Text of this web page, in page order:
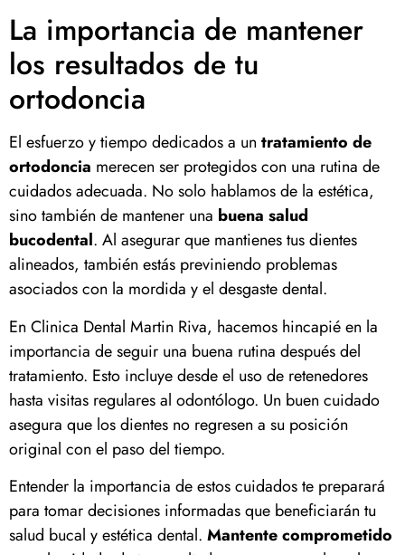
La importancia de mantener
los resultados de tu
ortodoncia
El esfuerzo y tiempo dedicados a un tratamiento de
ortodoncia merecen ser protegidos con una rutina de
cuidados adecuada. No solo hablamos de la estética,
sino también de mantener una buena salud
bucodental. Al asegurar que mantienes tus dientes
alineados, también estás previniendo problemas
asociados con la mordida y el desgaste dental.
En Clinica Dental Martin Riva, hacemos hincapié en la
importancia de seguir una buena rutina después del
tratamiento. Esto incluye desde el uso de retenedores
hasta visitas regulares al odontólogo. Un buen cuidado
asegura que los dientes no regresen a su posición
original con el paso del tiempo.
Entender la importancia de estos cuidados te preparará
para tomar decisiones informadas que beneficiarán tu
salud bucal y estética dental. Mantente comprometido